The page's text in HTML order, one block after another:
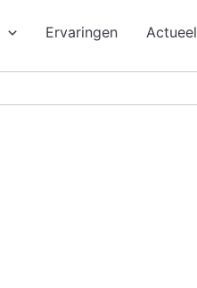
Ervaringen Actueel